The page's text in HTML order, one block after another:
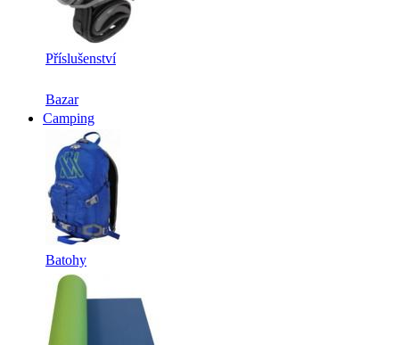
Příslušenství
Bazar
Camping
Batohy